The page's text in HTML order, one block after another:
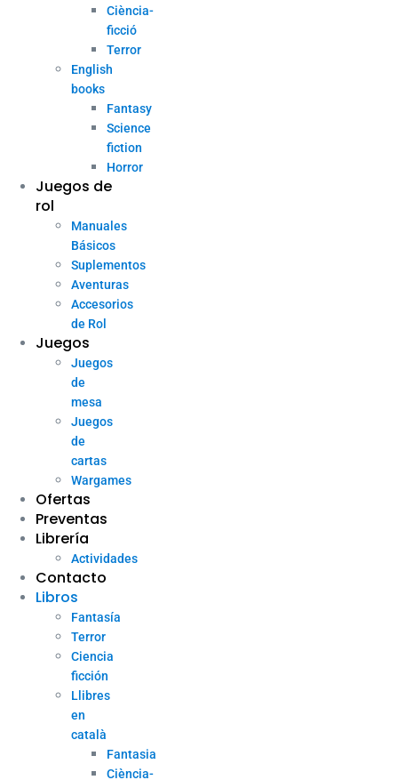
Ciència-
ficció
Terror
English
books
Fantasy
Science
fiction
Horror
Juegos de
rol
Manuales
Básicos
Suplementos
Aventuras
Accesorios
de Rol
Juegos
Juegos
de
mesa
Juegos
de
cartas
Wargames
Ofertas
Preventas
Librería
Actividades
Contacto
Libros
Fantasía
Terror
Ciencia
ficción
Llibres
en
català
Fantasia
Ciència-